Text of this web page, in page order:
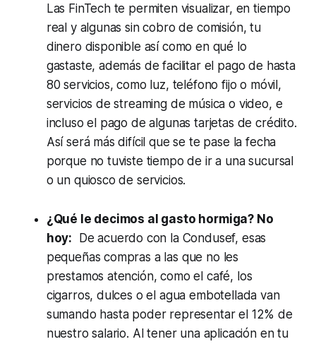
Las FinTech te permiten visualizar, en tiempo
real y algunas sin cobro de comisión, tu
dinero disponible así como en qué lo
gastaste, además de facilitar el pago de hasta
80 servicios, como luz, teléfono fijo o móvil,
servicios de streaming de música o video, e
incluso el pago de algunas tarjetas de crédito.
Así será más difícil que se te pase la fecha
porque no tuviste tiempo de ir a una sucursal
o un quiosco de servicios.
¿Qué le decimos al gasto hormiga? No
hoy: De acuerdo con la Condusef, esas
pequeñas compras a las que no les
prestamos atención, como el café, los
cigarros, dulces o el agua embotellada van
sumando hasta poder representar el 12% de
nuestro salario. Al tener una aplicación en tu